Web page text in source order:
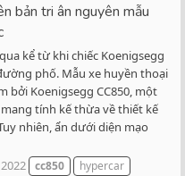
bản tri ân nguyên mẫu
kể từ khi chiếc Koenigsegg
phố. Mẫu xe huyền thoại
bởi Koenigsegg CC850, một
tính kế thừa về thiết kế
nhiên, ẩn dưới diện mạo
cc850
hypercar